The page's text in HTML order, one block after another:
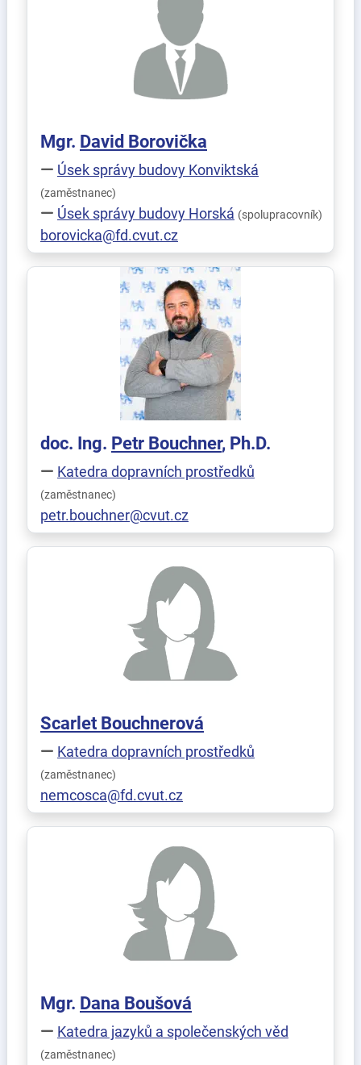
Mgr. David Borovička
Úsek správy budovy Konviktská
(zaměstnanec)
Úsek správy budovy Horská (spolupracovník)
borovicka@fd.cvut.cz
doc. Ing. Petr Bouchner, Ph.D.
Katedra dopravních prostředků
(zaměstnanec)
petr.bouchner@cvut.cz
Scarlet Bouchnerová
Katedra dopravních prostředků
(zaměstnanec)
nemcosca@fd.cvut.cz
Mgr. Dana Boušová
Katedra jazyků a společenských věd
(zaměstnanec)